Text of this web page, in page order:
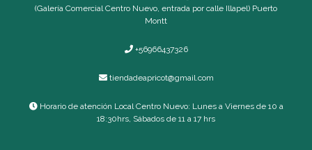
(Galería Comercial Centro Nuevo, entrada por calle Illapel) Puerto
Montt
+56966437326
tiendadeapricot@gmail.com
Horario de atención Local Centro Nuevo: Lunes a Viernes de 10 a
18:30hrs, Sábados de 11 a 17 hrs